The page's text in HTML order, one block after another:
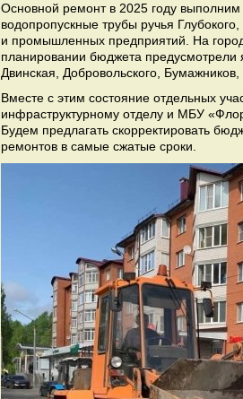
Основной ремонт в 2025 году
водопропускные трубы ручья Глубокого,
и промышленных предприятий. На
планировании бюджета
Двинская, Добровольского,
Вместе с этим состояние отдельных
инфраструктурному отделу и МБУ
Будем предлагать скорректировать
ремонтов в самые сжатые сроки.